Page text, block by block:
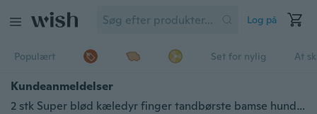
Log på
Populært Set for nylig At
Kundeanmeldelser
2 stk Super blød kæledyr finger tandbørste bamse hundebørste tilføjelse dårlig ånde tandsten tandpleje hund kat rengøring forsyninger